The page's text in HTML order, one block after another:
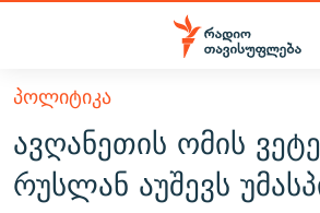
Accessibility
მთავარ
შინაარსზე
დაბრუნება
მთავარ
ᲐᲮᲐᲚᲘ ᲐᲛᲑᲔᲑᲘ
ᲗᲔᲛᲔᲑᲘ
ᲞᲝᲚᲘᲢᲘᲙᲐ
ᲕᲘᲓᲔᲝ
ᲞᲝᲚᲘᲢᲘᲙᲐ
ავღანეთის ომის
რუსლან აუშევს